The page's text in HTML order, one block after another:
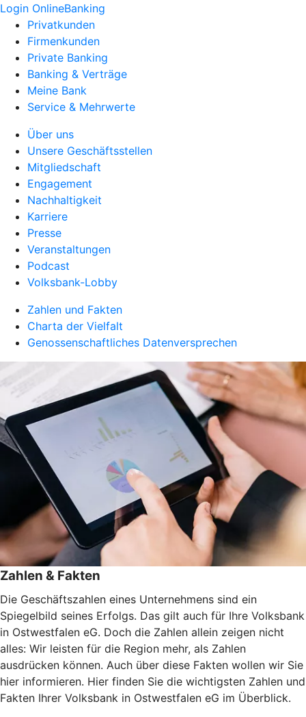
Login OnlineBanking
Privatkunden
Firmenkunden
Private Banking
Banking & Verträge
Meine Bank
Service & Mehrwerte
Über uns
Unsere Geschäftsstellen
Mitgliedschaft
Engagement
Nachhaltigkeit
Karriere
Presse
Veranstaltungen
Podcast
Volksbank-Lobby
Zahlen und Fakten
Charta der Vielfalt
Genossenschaftliches Datenversprechen
Zahlen & Fakten
Die Geschäftszahlen eines Unternehmens sind ein
Spiegelbild seines Erfolgs. Das gilt auch für Ihre Volksbank
in Ostwestfalen eG. Doch die Zahlen allein zeigen nicht
alles: Wir leisten für die Region mehr, als Zahlen
ausdrücken können. Auch über diese Fakten wollen wir Sie
hier informieren. Hier finden Sie die wichtigsten Zahlen und
Fakten Ihrer Volksbank in Ostwestfalen eG im Überblick.